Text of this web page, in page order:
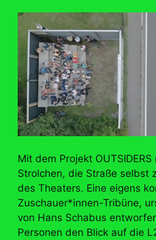
Mit dem Projekt
Strolchen, die Straße selbst
des Theaters. Eine eigens
Zuschauer*innen-Tribüne,
von Hans Schabus
Personen den Blick auf die